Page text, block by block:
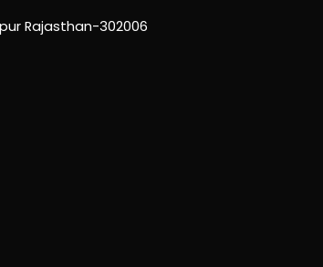
Rajasthan-302006